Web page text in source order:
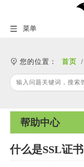
菜单
您的位置： 首页 /
帮助中心
什么是SSL证书